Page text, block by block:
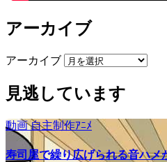
アーカイブ
アーカイブ
見逃しています
動画自主制作ｱﾆﾒ
寿司屋で繰り広げられる音ハメ